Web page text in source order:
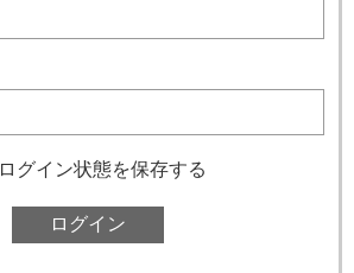
ログイン状態を保存する